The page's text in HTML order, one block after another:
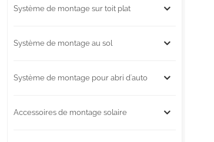
Système de montage sur toit plat
Système de montage au sol
Système de montage pour abri d'auto
Accessoires de montage solaire